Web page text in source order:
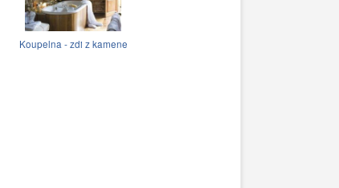
Koupelna - zdi z kamene